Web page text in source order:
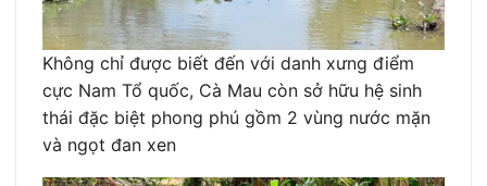
Không chỉ được biết đến với danh xưng điểm
cực Nam Tổ quốc, Cà Mau còn sở hữu hệ sinh
thái đặc biệt phong phú gồm 2 vùng nước mặn
và ngọt đan xen